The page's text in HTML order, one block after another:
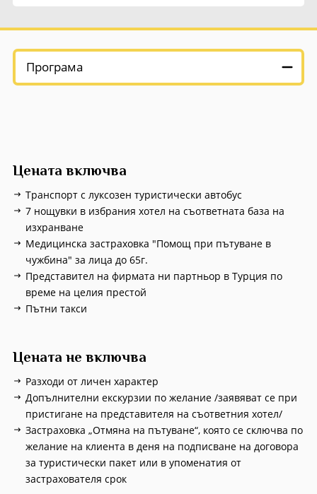
Екскурзии в Румъния
Програма
Цената включва
Транспорт с луксозен туристически автобус
7 нощувки в избрания хотел на съответната база на
изхранване
Медицинска застраховка "Помощ при пътуване в
чужбина" за лица до 65г.
Представител на фирмата ни партньор в Турция по
време на целия престой
Пътни такси
Цената не включва
Разходи от личен характер
Допълнителни екскурзии по желание /заявяват се при
пристигане на представителя на съответния хотел/
Застраховка „Отмяна на пътуване“, която се сключва по
желание на клиента в деня на подписване на договора
за туристически пакет или в упоменатия от
застрахователя срок